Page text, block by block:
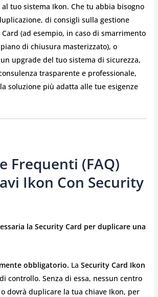
tuo sistema Ikon. Che tu abbia bisogno
di consigli sulla gestione
(ad esempio, in caso di smarrimento
di chiusura masterizzato), o
upgrade del tuo sistema di sicurezza,
trasparente e professionale,
soluzione più adatta alle tue esigenze
Frequenti (FAQ)
Ikon Con Security
la Security Card per duplicare una
obbligatorio. La Security Card Ikon
controllo. Senza di essa, nessun centro
dovrà duplicare la tua chiave Ikon, per